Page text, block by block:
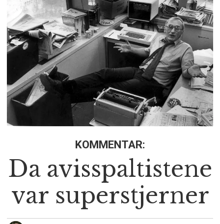
KOMMENTAR:
Da avisspaltistene
var superstjerner